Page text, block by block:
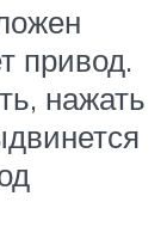
привод.
нажать